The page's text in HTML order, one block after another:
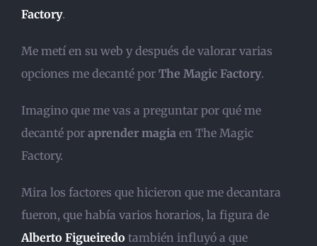
Factory.
Me metí en su web y después de valorar varias
opciones me decanté por The Magic Factory.
Imagino que me vas a preguntar por qué me
decanté por aprender magia en The Magic
Factory.
Mira los factores que hicieron que me decantara
fueron, que había varios horarios, la figura de
Alberto Figueiredo también influyó a que